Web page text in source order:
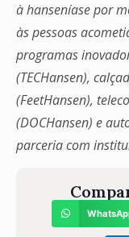
à hanseníase por
às pessoas
programas
(TECHansen),
(FeetHansen),
(DOCHansen) e
parceria com